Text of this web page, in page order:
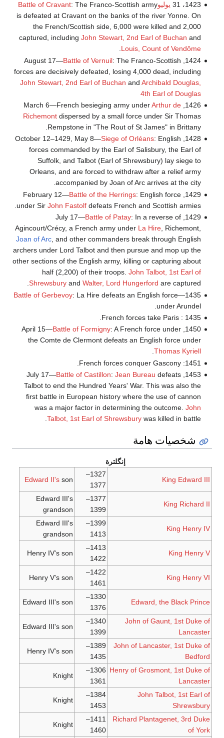
1423، 31
يوليوBattle of Cravant: The Franco-Scottish army
is defeated at Cravant on the banks of the river Yonne. On
the French/Scottish side, 6,000 were killed and 2,000
captured, including John Stewart, 2nd Earl of Buchan and
Louis, Count of Vendôme
.
1424, August 17—
Battle of Vernuil: The Franco-Scottish
forces are decisively defeated, losing 4,000 dead, including
John Stewart, 2nd Earl of Buchan and Archibald Douglas,
4th Earl of Douglas
1426, March 6—French besieging army under
Arthur de
Richemontdispersed by a small force under Sir Thomas
Rempstone in "The Rout of St James" in Brittany.
1428, October 12–1429, May 8—
Siege of Orléans: English
forces commanded by the Earl of Salisbury, the Earl of
Suffolk, and Talbot (Earl of Shrewsbury) lay siege to
Orleans, and are forced to withdraw after a relief army
accompanied by Joan of Arc arrives at the city.
1429, February 12—
Battle of the Herrings: English force
under Sir John Fastolfdefeats French and Scottish armies.
1429, July 17—
Battle of Patay: In a reverse of
Agincourt/Crécy, a French army under La Hire, Richemont,
Joan of Arc, and other commanders break through English
archers under Lord Talbot and then pursue and mop up the
other sections of the English army, killing or capturing about
half (2,200) of their troops. John Talbot, 1st Earl of
Shrewsburyand Walter, Lord Hungerford are captured.
1435—
Battle of Gerbevoy: La Hire defeats an English force
under Arundel.
1435 : French forces take Paris.
1450, April 15—
Battle of Formigny: A French force under
the Comte de Clermont defeats an English force under
Thomas Kyriell
.
1451: French forces conquer Gascony.
1453, July 17—
Battle of Castillon: Jean Bureau defeats
Talbot to end the Hundred Years' War. This was also the
first battle in European history where the use of cannon
was a major factor in determining the outcome. John
Talbot, 1st Earl of Shrewsburywas killed in battle.
شخصيات هامة
إنگلترة
King Edward III
1327–
1377
Edward II's son
King Richard II
1377–
1399
Edward III's
grandson
King Henry IV
1399–
1413
Edward III's
grandson
King Henry V
1413–
1422
Henry IV's son
King Henry VI
1422–
1461
Henry V's son
Edward, the Black Prince
1330–
1376
Edward III's son
John of Gaunt, 1st Duke of
Lancaster
1340–
1399
Edward III's son
John of Lancaster, 1st Duke of
Bedford
1389–
1435
Henry IV's son
Henry of Grosmont, 1st Duke of
Lancaster
1306–
1361
Knight
John Talbot, 1st Earl of
Shrewsbury
1384–
1453
Knight
Richard Plantagenet, 3rd Duke
of York
1411–
1460
Knight